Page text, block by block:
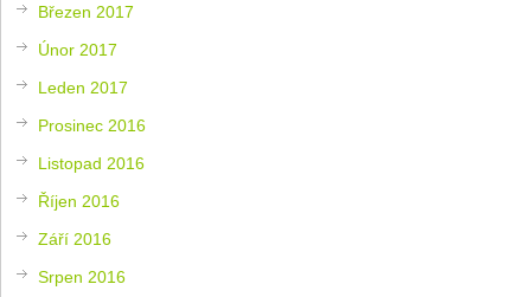
Březen 2017
Únor 2017
Leden 2017
Prosinec 2016
Listopad 2016
Říjen 2016
Září 2016
Srpen 2016